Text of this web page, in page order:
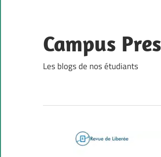
content
Campus
Les blogs de nos étudiants